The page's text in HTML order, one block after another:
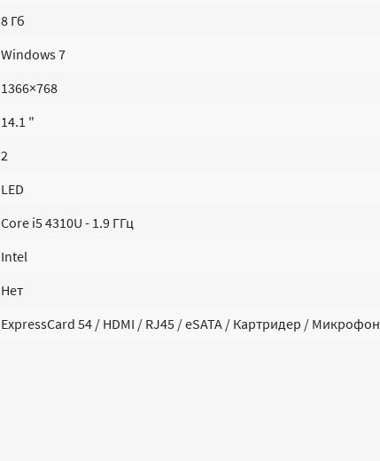
8 Гб
Windows 7
1366×768
14.1 "
2
LED
Core i5 4310U - 1.9 ГГц
Intel
Нет
ExpressCard 54 / HDMI / RJ45 / eSATA / Картридер / Микрофон